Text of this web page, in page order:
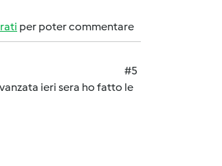
per poter commentare
#5
ieri sera ho fatto le